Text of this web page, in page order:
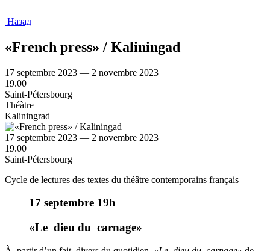
Назад
«French press» / Kaliningad
17 septembre 2023 — 2 novembre 2023
19.00
Saint-Pétersbourg
Théàtre
Kaliningrad
17 septembre 2023 — 2 novembre 2023
19.00
Saint-Pétersbourg
Cycle de lectures des textes du théâtre contemporains français
17 septembre 19h
«Le dieu du carnage»